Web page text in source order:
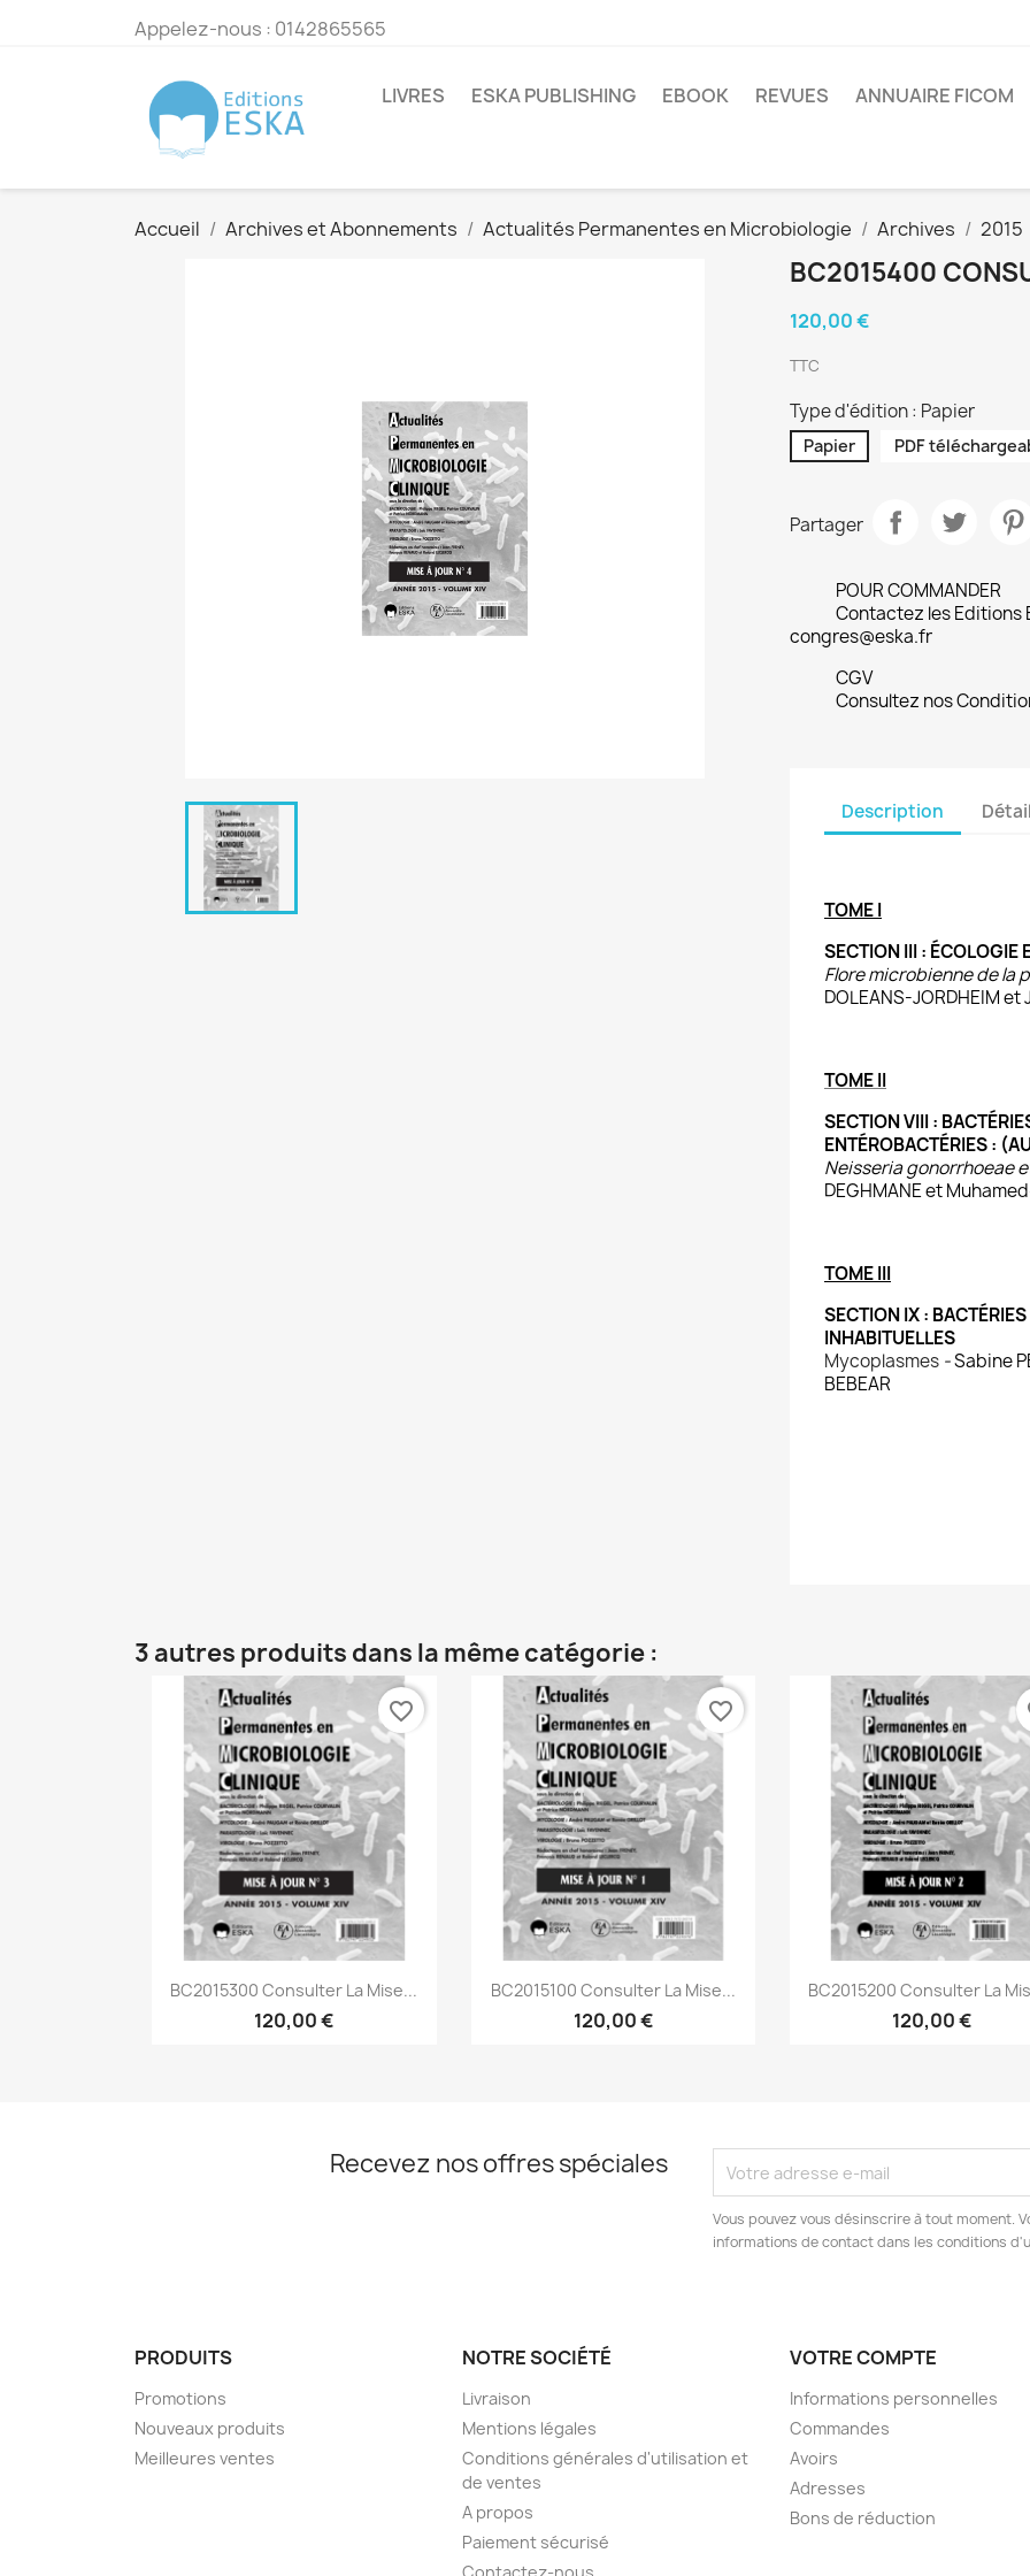
Appelez-nous : 0142865565
LIVRES ESKA PUBLISHING EBOOK REVUES ANNUAIRE FICOM
Accueil Archives et Abonnements Actualités Permanentes en Microbiologie Archives 2015
BC2015400
120,00 €
TTC
Type d'édition : Papier
Papier PDF
Partager
POUR COMMANDER
Contactez les Editions
congres@eska.fr
CGV
Consultez nos
Description
TOME I
SECTION III : ÉCOLOGIE
Flore microbienne de la
DOLEANS-JORDHEIM et
TOME II
SECTION VIII :
ENTÉROBACTÉRIES :
Neisseria gonorrhoeae
DEGHMANE et
TOME III
SECTION IX :
INHABITUELLES
Mycoplasmes -Sabine
BEBEAR
3 autres produits dans la même catégorie :
Aperçu rapide
BC2015300 Consulter La Mise...
120,00 €
favorite_border
Aperçu rapide
BC2015100 Consulter La Mise...
120,00 €
favorite_border
Aperçu rapide
BC2015200 Consulter La
120,00 €
Recevez nos offres spéciales
Vous pouvez vous désinscrire à tout moment.
informations de contact dans les conditions
PRODUITS
Promotions
Nouveaux produits
Meilleures ventes
NOTRE SOCIÉTÉ
Livraison
Mentions légales
Conditions générales d'utilisation et
de ventes
A propos
Paiement sécurisé
VOTRE COMPTE
Informations personnelles
Commandes
Avoirs
Adresses
Bons de réduction